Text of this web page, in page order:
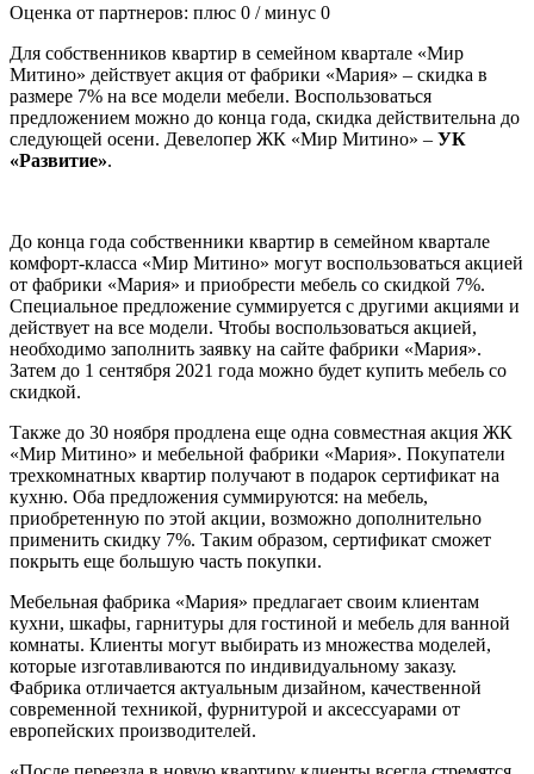
Оценка от партнеров: плюс 0 / минус 0
Для собственников квартир в семейном квартале «Мир
Митино» действует акция от фабрики «Мария» – скидка в
размере 7% на все модели мебели. Воспользоваться
предложением можно до конца года, скидка действительна до
следующей осени. Девелопер ЖК «Мир Митино» – УК
«Развитие».
До конца года собственники квартир в семейном квартале
комфорт-класса «Мир Митино» могут воспользоваться акцией
от фабрики «Мария» и приобрести мебель со скидкой 7%.
Специальное предложение суммируется с другими акциями и
действует на все модели. Чтобы воспользоваться акцией,
необходимо заполнить заявку на сайте фабрики «Мария».
Затем до 1 сентября 2021 года можно будет купить мебель со
скидкой.
Также до 30 ноября продлена еще одна совместная акция ЖК
«Мир Митино» и мебельной фабрики «Мария». Покупатели
трехкомнатных квартир получают в подарок сертификат на
кухню. Оба предложения суммируются: на мебель,
приобретенную по этой акции, возможно дополнительно
применить скидку 7%. Таким образом, сертификат сможет
покрыть еще большую часть покупки.
Мебельная фабрика «Мария» предлагает своим клиентам
кухни, шкафы, гарнитуры для гостиной и мебель для ванной
комнаты. Клиенты могут выбирать из множества моделей,
которые изготавливаются по индивидуальному заказу.
Фабрика отличается актуальным дизайном, качественной
современной техникой, фурнитурой и аксессуарами от
европейских производителей.